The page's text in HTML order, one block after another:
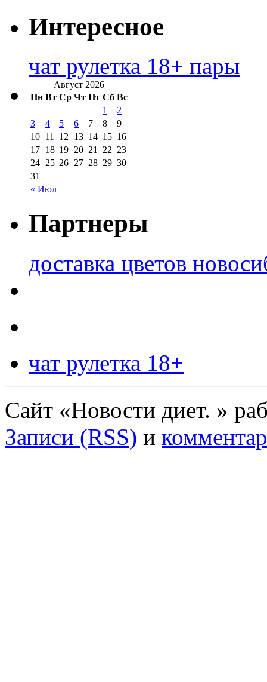
Интересное
чат рулетка 18+ пары
Август 2026
Пн Вт Ср Чт Пт Сб Вс
« Июл
1
2
3
4 5 6 7 8
9
10 11 12 13 14 15 16
17 18 19 20 21 22 23
24 25 26 27 28 29 30
31
Партнеры
доставка цветов
чат рулетка 18+
Сайт «Новости диет. »
Записи (RSS) и